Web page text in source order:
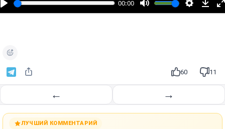
00:00
и
60 11
← →
ЛУЧШИЙ КОММЕНТАРИЙ